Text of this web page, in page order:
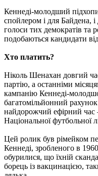
Кеннеді-молодший
спойлером і для Байдена,
голоси тих демократів та
подобаються кандидати
Хто платить?
Ніколь Шенахан довгий
партію, а останніми
кампанію Кеннеді-
багатомільйонний
найдорожчий ефірний час
Національної футбольної
Цей ролик був рімейком
Кеннеді, зробленого в
обурилися, що їхній
борець із вакцинацією,